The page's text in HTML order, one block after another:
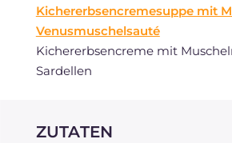
Kichererbsencremesuppe mit
Venusmuschelsauté
Kichererbsencreme mit
Sardellen
ZUTATEN